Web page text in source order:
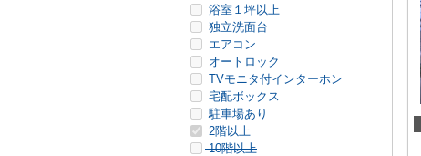
浴室１坪以上
独立洗面台
エアコン
オートロック
TVモニタ付インターホン
宅配ボックス
駐車場あり
2階以上
10階以上